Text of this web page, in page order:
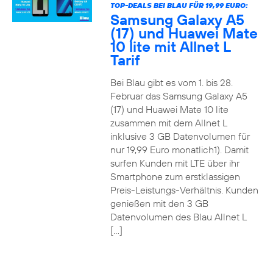
TOP-DEALS BEI BLAU FÜR 19,99 EURO:
Samsung Galaxy A5
(17) und Huawei Mate
10 lite mit Allnet L
Tarif
Bei Blau gibt es vom 1. bis 28.
Februar das Samsung Galaxy A5
(17) und Huawei Mate 10 lite
zusammen mit dem Allnet L
inklusive 3 GB Datenvolumen für
nur 19,99 Euro monatlich1). Damit
surfen Kunden mit LTE über ihr
Smartphone zum erstklassigen
Preis-Leistungs-Verhältnis. Kunden
genießen mit den 3 GB
Datenvolumen des Blau Allnet L
[…]